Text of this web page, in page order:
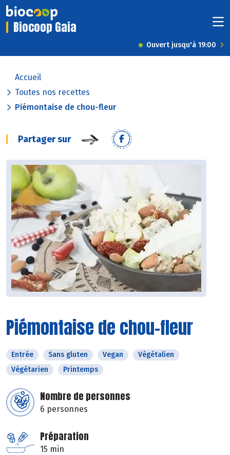
Biocoop Gaia
Ouvert jusqu'à 19:00
Accueil
Toutes nos recettes
Piémontaise de chou-fleur
Partager sur
Piémontaise de chou-fleur
Entrée Sans gluten Vegan
Végétalien
Végétarien
Printemps
Nombre de personnes
6 personnes
Préparation
15 min